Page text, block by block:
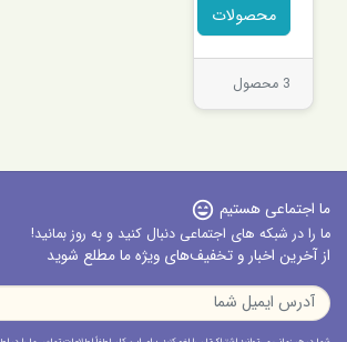
محصولات
3 محصول
ما اجتماعی هستیم sentiment_very_satisfied
ما را در شبکه های اجتماعی دنبال کنید و به روز بمانید!
از آخرین اخبار و تخفیف‌های ویژه ما مطلع شوید